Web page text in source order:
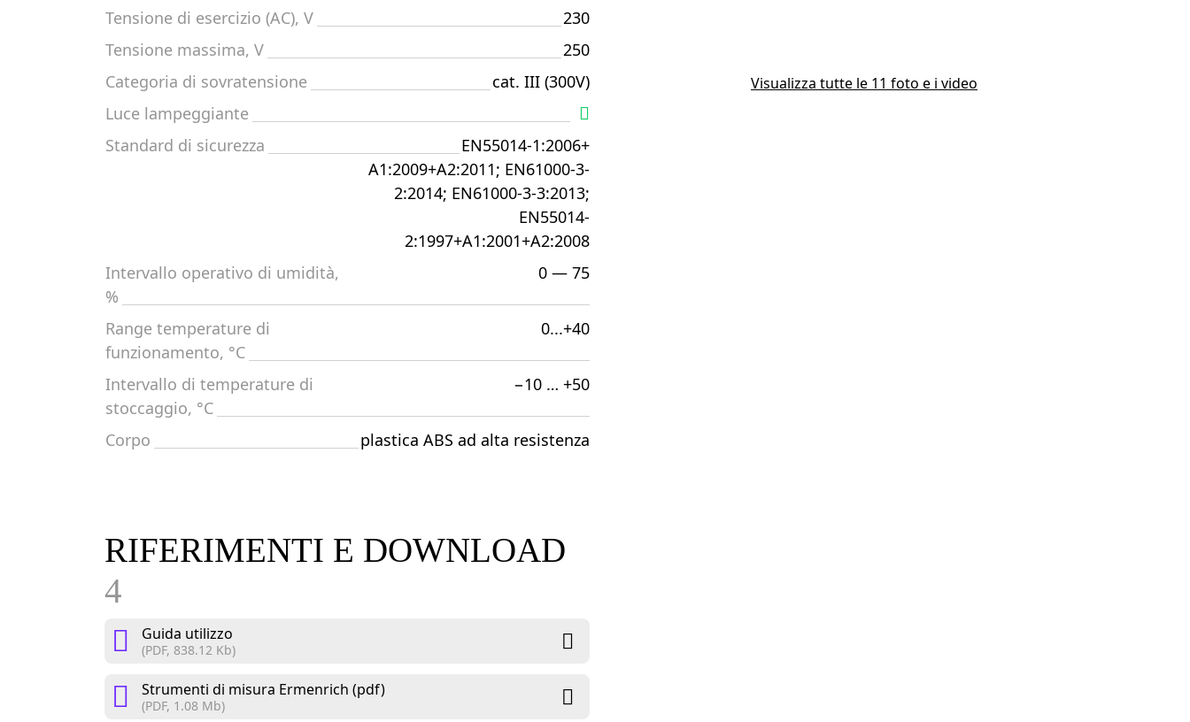
Visualizza tutte le 11 foto e i video
Tensione di esercizio (AC), V
230
Tensione massima, V
250
Categoria di sovratensione
cat. III (300V)
Luce lampeggiante
Standard di sicurezza
EN55014-1:2006+
A1:2009+A2:2011; EN61000-3-
2:2014; EN61000-3-3:2013;
EN55014-
2:1997+A1:2001+A2:2008
Intervallo operativo di umidità,
%
0 — 75
Range temperature di
funzionamento, °C
0...+40
Intervallo di temperature di
stoccaggio, °C
−10 … +50
Corpo plastica ABS ad alta resistenza
RIFERIMENTI E DOWNLOAD
4
Guida utilizzo
(PDF, 838.12 Kb)
Strumenti di misura Ermenrich (pdf)
(PDF, 1.08 Mb)